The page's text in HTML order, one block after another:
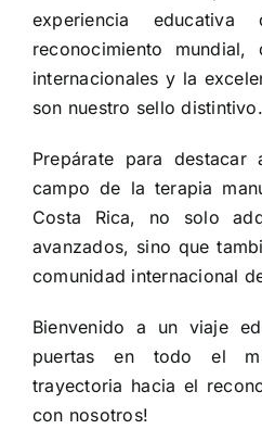
experiencia
reconocimiento mundial,
internacionales y la
son nuestro sello distintivo.
Prepárate para
campo de la terapia
Costa Rica, no solo
avanzados, sino que
comunidad internacional
Bienvenido a un viaje
puertas en todo el
trayectoria hacia el
con nosotros!